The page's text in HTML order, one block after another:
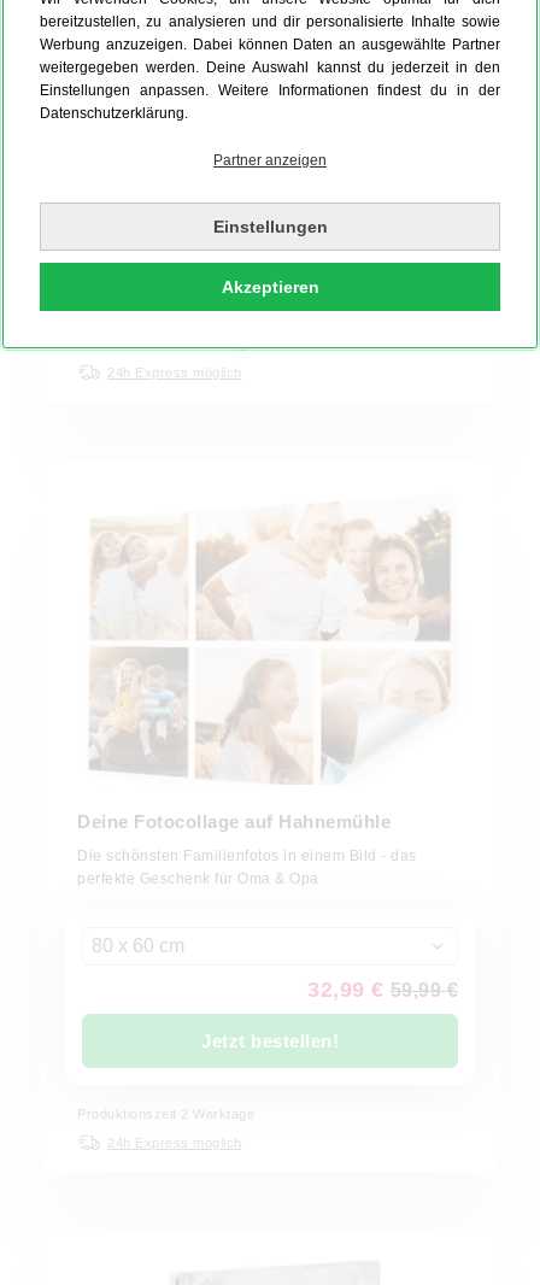
bereitzustellen, zu analysieren und dir personalisierte Inhalte sowie
Werbung anzuzeigen. Dabei können Daten an ausgewählte Partner
weitergegeben werden. Deine Auswahl kannst du jederzeit in den
Einstellungen anpassen. Weitere Informationen findest du in der
Datenschutzerklärung.
Partner anzeigen
Einstellungen
Akzeptieren
Acrylglas-Bild
Das Lieblingsfoto von den Großeltern auf brillantem
Acrylglas!
49,99 €
24h Express möglich
Deine Fotocollage auf Hahnemühle
Die schönsten Familienfotos in einem Bild - das
perfekte Geschenk für Oma & Opa
80 x 60 cm
32,99 € 59,99 €
Jetzt bestellen!
Produktionszeit 2 Werktage
24h Express möglich